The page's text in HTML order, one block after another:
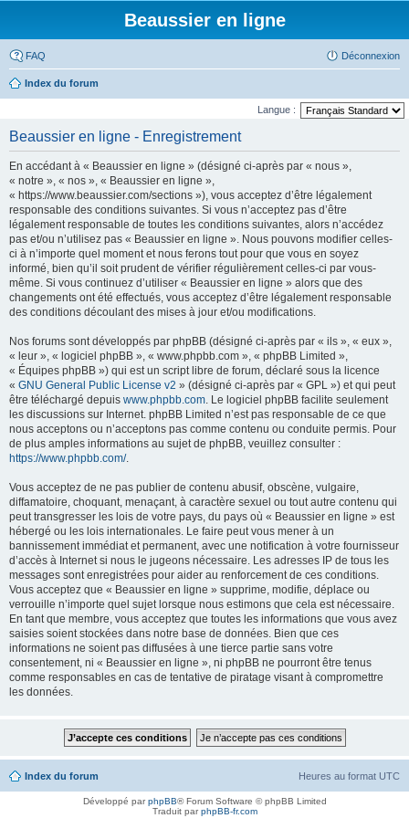
Beaussier en ligne
FAQ Déconnexion
Index du forum
Langue :
Beaussier en ligne - Enregistrement
En accédant à « Beaussier en ligne » (désigné ci-après par « nous »,
« notre », « nos », « Beaussier en ligne »,
« https://www.beaussier.com/sections »), vous acceptez d’être légalement
responsable des conditions suivantes. Si vous n’acceptez pas d’être
légalement responsable de toutes les conditions suivantes, alors n’accédez
pas et/ou n’utilisez pas « Beaussier en ligne ». Nous pouvons modifier celles-
ci à n’importe quel moment et nous ferons tout pour que vous en soyez
informé, bien qu’il soit prudent de vérifier régulièrement celles-ci par vous-
même. Si vous continuez d’utiliser « Beaussier en ligne » alors que des
changements ont été effectués, vous acceptez d’être légalement responsable
des conditions découlant des mises à jour et/ou modifications.
Nos forums sont développés par phpBB (désigné ci-après par « ils », « eux »,
« leur », « logiciel phpBB », « www.phpbb.com », « phpBB Limited »,
« Équipes phpBB ») qui est un script libre de forum, déclaré sous la licence
« GNU General Public License v2 » (désigné ci-après par « GPL ») et qui peut
être téléchargé depuis www.phpbb.com. Le logiciel phpBB facilite seulement
les discussions sur Internet. phpBB Limited n’est pas responsable de ce que
nous acceptons ou n’acceptons pas comme contenu ou conduite permis. Pour
de plus amples informations au sujet de phpBB, veuillez consulter :
https://www.phpbb.com/.
Vous acceptez de ne pas publier de contenu abusif, obscène, vulgaire,
diffamatoire, choquant, menaçant, à caractère sexuel ou tout autre contenu qui
peut transgresser les lois de votre pays, du pays où « Beaussier en ligne » est
hébergé ou les lois internationales. Le faire peut vous mener à un
bannissement immédiat et permanent, avec une notification à votre fournisseur
d’accès à Internet si nous le jugeons nécessaire. Les adresses IP de tous les
messages sont enregistrées pour aider au renforcement de ces conditions.
Vous acceptez que « Beaussier en ligne » supprime, modifie, déplace ou
verrouille n’importe quel sujet lorsque nous estimons que cela est nécessaire.
En tant que membre, vous acceptez que toutes les informations que vous avez
saisies soient stockées dans notre base de données. Bien que ces
informations ne soient pas diffusées à une tierce partie sans votre
consentement, ni « Beaussier en ligne », ni phpBB ne pourront être tenus
comme responsables en cas de tentative de piratage visant à compromettre
les données.
Index du forum Heures au format UTC
Développé parphpBB® Forum Software © phpBB Limited
Traduit parphpBB-fr.com